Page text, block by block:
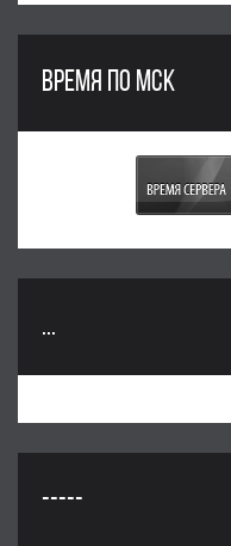
ВРЕМЯ ПО МСК
...
-----